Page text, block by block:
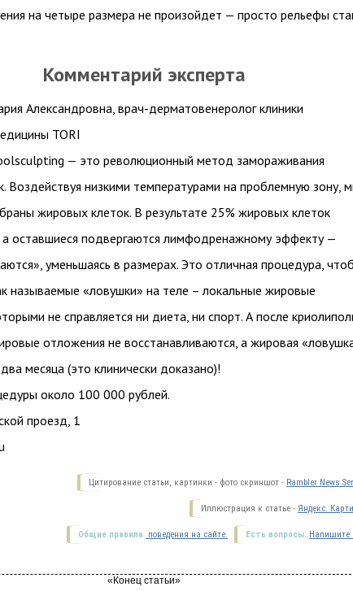
на четыре размера не произойдет — просто рельефы
Комментарий эксперта
Александровна, врач-дерматовенеролог клиники
TORI
— это революционный метод замораживания
Воздействуя низкими температурами на проблемную зону,
жировых клеток. В результате 25% жировых клеток
а оставшиеся подвергаются лимфодренажному эффекту —
уменьшаясь в размерах. Это отличная процедура,
называемые «ловушки» на теле – локальные жировые
не справляется ни диета, ни спорт. А после
отложения не восстанавливаются, а жировая
месяца (это клинически доказано)!
около 100 000 рублей.
проезд, 1
Цитирование статьи, картинки - фото скриншот - Rambler News
Иллюстрация к статье - Яндекс.
Есть вопросы. Напишите
Общие правила поведения на сайте.